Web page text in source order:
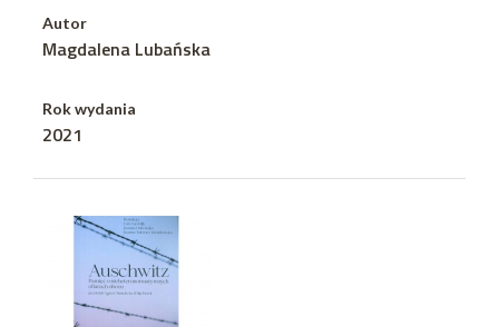
Autor
Magdalena Lubańska
Rok wydania
2021